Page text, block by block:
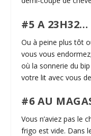
#5 A 23H32…
Ou à peine plus tôt
vous vous
où la sonnerie du
votre lit avec vous
#6 AU
Vous n’aviez pas le
frigo est vide. Dans